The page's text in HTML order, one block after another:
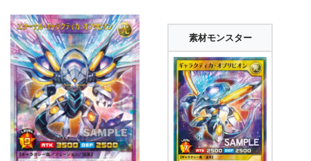
素材モンスター